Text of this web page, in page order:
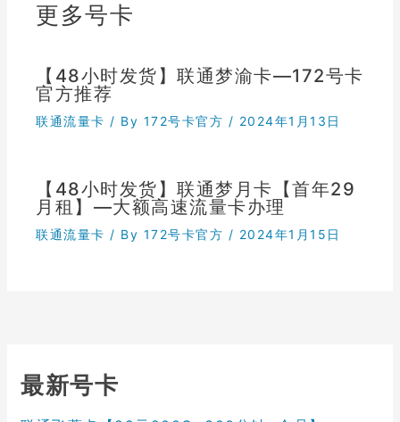
更多号卡
【48小时发货】联通梦渝卡—172号卡
官方推荐
联通流量卡 / By 172号卡官方 / 2024年1月13日
【48小时发货】联通梦月卡【首年29
月租】—大额高速流量卡办理
联通流量卡 / By 172号卡官方 / 2024年1月15日
最新号卡